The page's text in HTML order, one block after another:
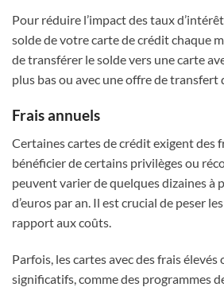
Pour réduire l’impact des taux
solde de votre carte de crédit chaque
de transférer le solde vers une carte
plus bas ou avec une offre de transfert
Frais annuels
Certaines cartes de crédit exigent des
bénéficier de certains privilèges ou
peuvent varier de quelques dizaines à
d’euros par an. Il est crucial de peser
rapport aux coûts.
Parfois, les cartes avec des frais
significatifs, comme des programmes